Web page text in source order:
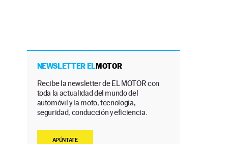
NEWSLETTER ELMOTOR
Recibe la newsletter de EL MOTOR con
toda la actualidad del mundo del
automóvil y la moto, tecnología,
seguridad, conducción y eficiencia.
APÚNTATE